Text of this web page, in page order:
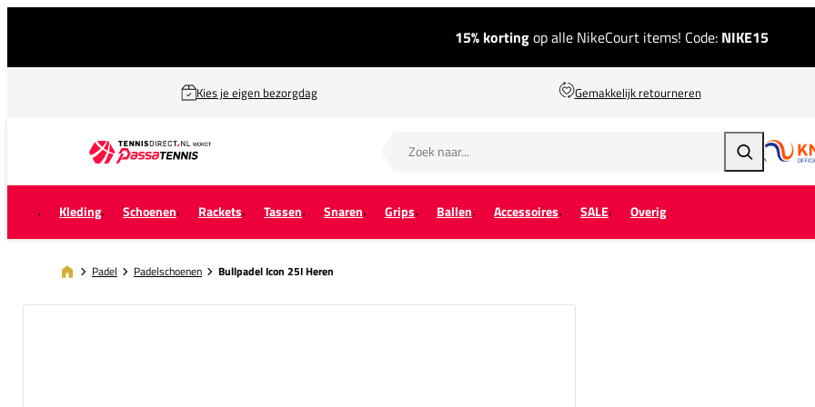
15% kortingop alle NikeCourt items! Code: NIKE15
Kies je eigen bezorgdag Gemakkelijk retourneren
Zoeken
Kleding Schoenen Rackets Tassen Snaren Grips Ballen Accessoires SALE Overig
Padel Padelschoenen Bullpadel Icon 25I Heren